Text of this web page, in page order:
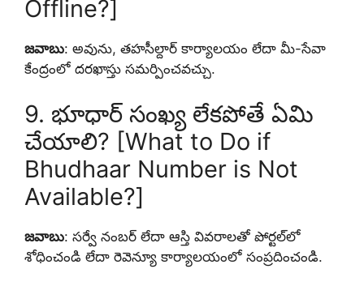
Offline?]
జవాబు: అవును, తహసీల్దార్ కార్యాలయం లేదా మీ-సేవా
కేంద్రంలో దరఖాస్తు సమర్పించవచ్చు.
9. భూధార్ సంఖ్య లేకపోతే ఏమి
చేయాలి? [What to Do if
Bhudhaar Number is Not
Available?]
జవాబు: సర్వే నంబర్ లేదా ఆస్తి వివరాలతో పోర్టల్‌లో
శోధించండి లేదా రెవెన్యూ కార్యాలయంలో సంప్రదించండి.